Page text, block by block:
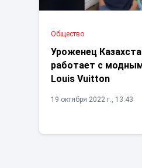
Общество
Уроженец
работает с
Louis Vuitton
19 октября 2022 г., 13:43